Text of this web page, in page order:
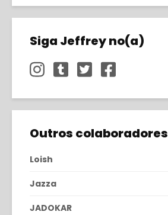
Siga Jeffrey no(a)
Outros colaboradores
Loish
Jazza
JADOKAR